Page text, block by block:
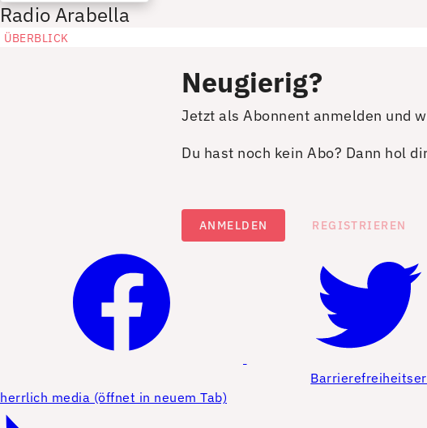
Radio Arabella
ÜBERBLICK
Neugierig?
Jetzt als Abonnent anmelden und
Du hast noch kein Abo? Dann hol
ANMELDEN REGISTRIEREN
herrlich media (öffnet in neuem Tab)